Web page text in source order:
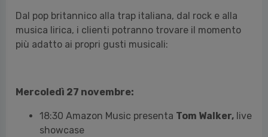
Dal pop britannico alla trap italiana, dal rock e alla
musica lirica, i clienti potranno trovare il momento
più adatto ai propri gusti musicali:
Mercoledì 27 novembre:
18:30 Amazon Music presenta Tom Walker, live
showcase